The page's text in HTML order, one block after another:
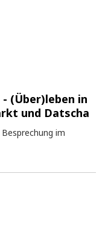
(Über)leben in
und Datscha
im